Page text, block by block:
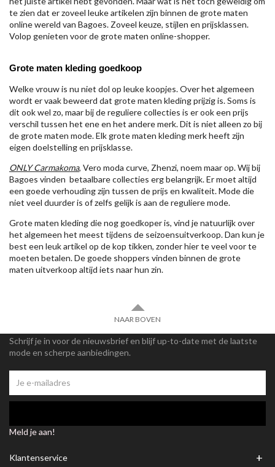
te zien dat er zoveel leuke artikelen zijn binnen de grote maten
online wereld van Bagoes. Zoveel keuze, stijlen en prijsklassen.
Volop genieten voor de grote maten online-shopper.
Grote maten kleding goedkoop
Welke vrouw is nu niet dol op leuke koopjes. Over het algemeen
wordt er vaak beweerd dat grote maten kleding prijzig is. Soms is
dit ook wel zo, maar bij de reguliere collecties is er ook een prijs
verschil tussen het ene en het andere merk. Dit is niet alleen zo bij
de grote maten mode. Elk grote maten kleding merk heeft zijn
eigen doelstelling en prijsklasse.
ONLY Carmakoma, Vero moda curve, Zhenzi, noem maar op. Wij bij
Bagoes vinden betaalbare collecties erg belangrijk. Er moet altijd
een goede verhouding zijn tussen de prijs en kwaliteit. Mode die
niet veel duurder is of zelfs gelijk is aan de reguliere mode.
Grote maten kleding die nog goedkoper is, vind je natuurlijk over
het algemeen het meest tijdens de seizoensuitverkoop. Dan kun je
best een leuk artikel op de kop tikken, zonder hier te veel voor te
moeten betalen. De goede shoppers vinden binnen de grote
maten uitverkoop altijd iets naar hun zin.
NAAR BOVEN
Schrijf je in voor de nieuwsbrief en blijf up-to-date met de laatste
mode en scherpe aanbiedingen.
Meld je aan!
Klantenservice +